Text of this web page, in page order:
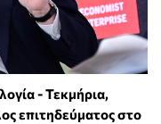
- Τεκμήρια,
επιτηδεύματος στο